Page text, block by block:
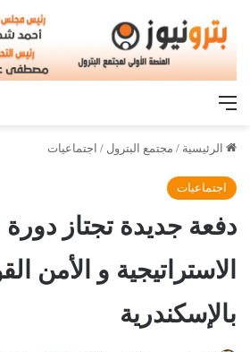
القائمة
الرئيسية / مجتمع البترول / اجتماعيات
اجتماعيات
دفعة جديدة تجتاز
الاستراتيجية و الأمن
بالإسكندرية